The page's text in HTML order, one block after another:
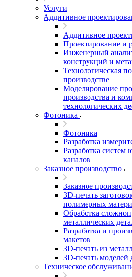
Услуги
Аддитивное
Аддитивное
Проектирование и
Инженерный
конструкций и
Технологическая
производстве
Моделирование
производства и
технологических
Фотоника
Фотоника
Разработка
Разработка систем
каналов
Заказное производство
Заказное
3D-печать
полимерных
Обработка
металлических
Разработка и
макетов
3D-печать из
3D-печать моделей
Техническое